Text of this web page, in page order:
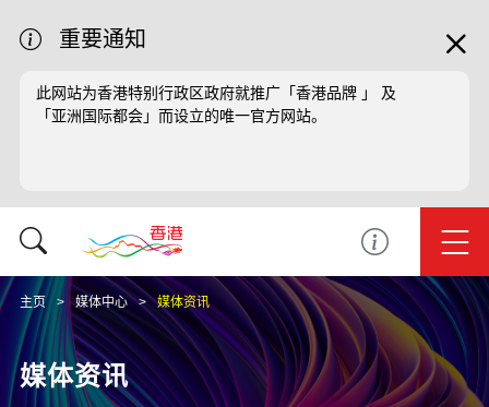
重要通知
此网站为香港特别行政区政府就推广「香港品牌 」 及
「亚洲国际都会」而设立的唯一官方网站。
主页 媒体中心 媒体资讯
媒体资讯